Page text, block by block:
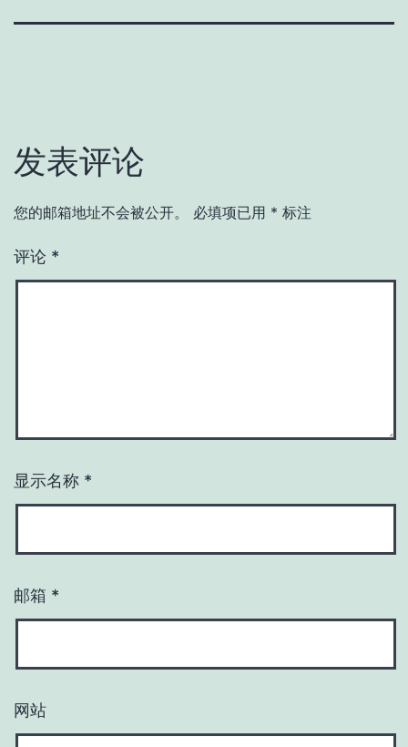
发表评论
您的邮箱地址不会被公开。 必填项已用 * 标注
评论 *
显示名称 *
邮箱 *
网站